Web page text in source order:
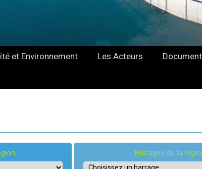
et Environnement Les Acteurs
Barrages de la